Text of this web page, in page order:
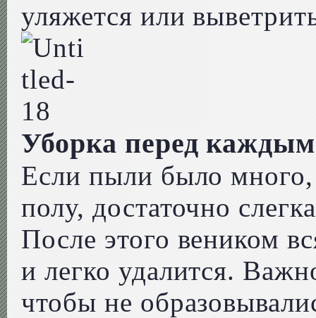
уляжется или
Уборка перед
Если пыли было
полу, достаточно
После этого веником
и легко удалится.
чтобы не